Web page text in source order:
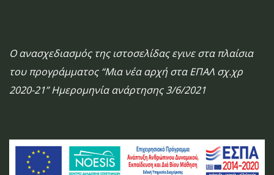
Ο ανασχεδιασμός της ιστοσελίδας εγινε στα πλαίσια
του προγράμματος “Μια νέα αρχή στα ΕΠΑΛ σχ.χρ
2020-21” Ημερομηνία ανάρτησης 3/6/2021